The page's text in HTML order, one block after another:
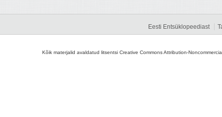
Eesti Entsüklopeediast
Kõik materjalid avaldatud litsentsi Creative Commons Attribution-